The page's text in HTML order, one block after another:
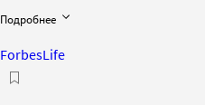
Подробнее
ForbesLife